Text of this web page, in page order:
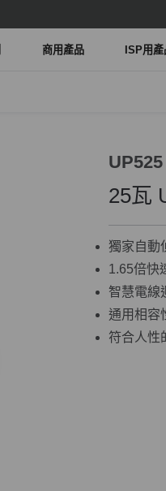
商用產品 ISP用產
UP525
25瓦
獨家自動
1.65倍快
智慧電線
通用相容
符合人性